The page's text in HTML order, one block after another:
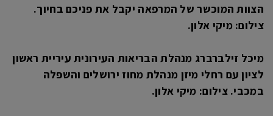
הצוות המוכשר של המרפאה יקבל את פניכם בחיוך.
צילום: מיקי אלון.
מיכל זילברברג מנהלת הבריאות העירונית עיריית ראשון
לציון עם רחלי מיזן מנהלת מחוז ירושלים והשפלה
במכבי. צילום: מיקי אלון.